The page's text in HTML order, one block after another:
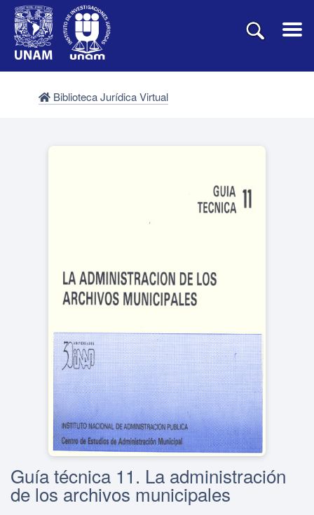
Biblioteca Jurídica Virtual
Guía técnica 11. La administración
de los archivos municipales